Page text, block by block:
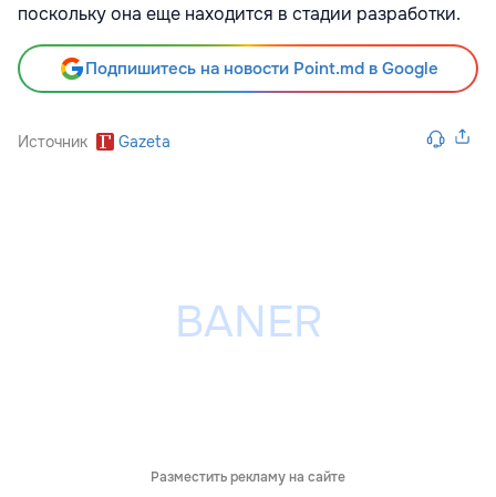
поскольку она еще находится в стадии разработки.
Подпишитесь на новости Point.md в Google
Источник Gazeta
Разместить рекламу на сайте